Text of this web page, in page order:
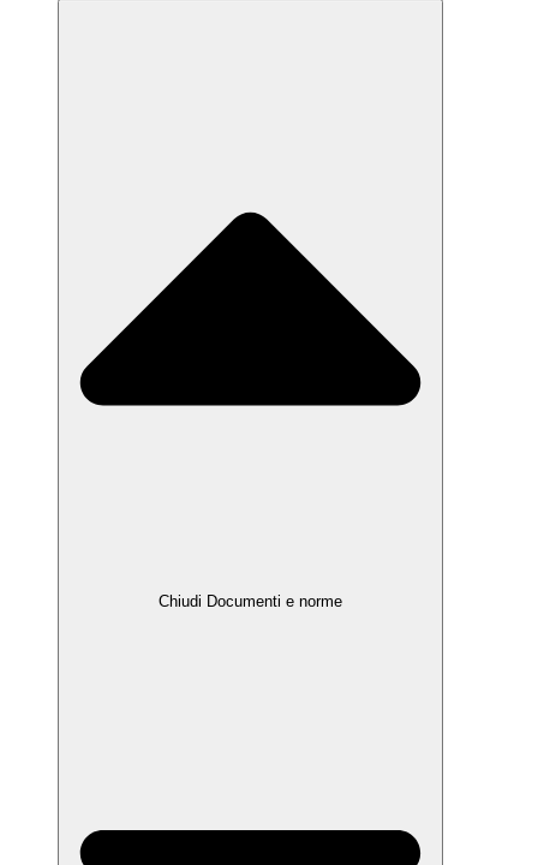
Chiudi Documenti e norme